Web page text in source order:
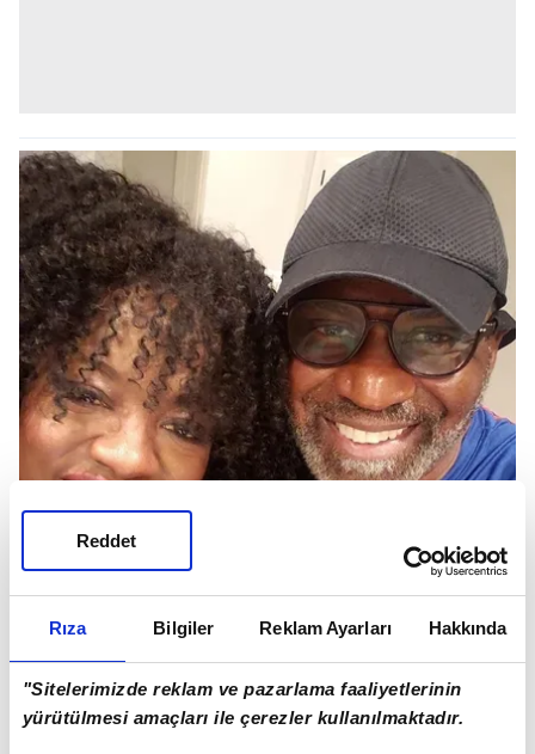
Rıza Bilgiler Reklam Ayarları Hakkında
"Sitelerimizde reklam ve pazarlama faaliyetlerinin
yürütülmesi amaçları ile çerezler kullanılmaktadır.
Reddet